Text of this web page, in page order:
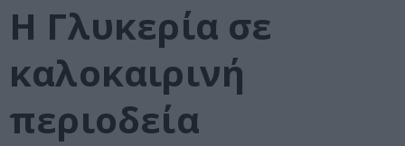
Η Γλυκερία σε
καλοκαιρινή
περιοδεία